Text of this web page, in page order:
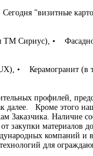
"визитные
ТМ Сириус), •
• Керамогранит (в
профилей,
далее. Кроме этого
Наличие
закупки материалов
компаний и
для